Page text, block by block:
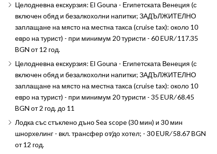
Целодневна екскурзия: El Gouna - Египетската Венеция (с
включен обяд и безалкохолни напитки; ЗАДЪЛЖИТЕЛНО
заплащане на място на местна такса (cruise tax): около 10
евро на турист) - при минимум 20 туристи - 60 EUR ∕ 117.35
BGN от 12 год.
Целодневна екскурзия: El Gouna - Египетската Венеция (с
включен обяд и безалкохолни напитки; ЗАДЪЛЖИТЕЛНО
заплащане на място на местна такса (cruise tax): около 10
евро на турист) - при минимум 20 туристи - 35 EUR ∕ 68.45
BGN от 2 год. до 11
Лодка със стъклено дъно Sea scope (30 мин) и 30 мин
шнорхелинг - вкл. трансфер от∕до хотел; - 30 EUR ∕ 58.67 BGN
от 12 год.